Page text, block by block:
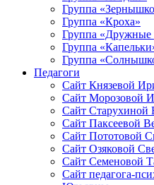
Группа
Группа «Кроха»
Группа «Дружные
Группа
Группа
Педагоги
Сайт Князевой
Сайт Морозовой
Сайт Старухиной
Сайт Паксеевой
Сайт Пототовой
Сайт Озяковой
Сайт Семеновой
Сайт педагога-